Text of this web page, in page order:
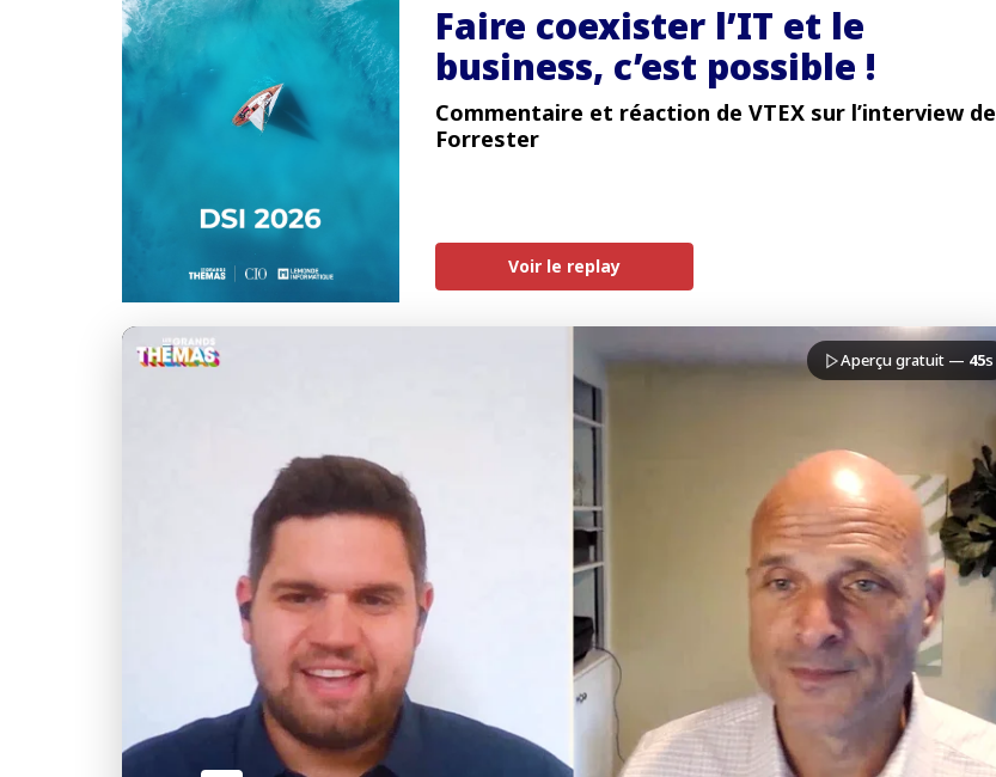
Faire coexister l’IT et le
business, c’est possible !
Commentaire et réaction de VTEX sur l’interview de
Forrester
Voir le replay
Aperçu gratuit — 45s
J'accepte la charte de confidentialité
Informatique
Débloquer la vidéo